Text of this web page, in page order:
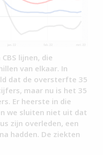
lijnen, die
van elkaar. In
dat de oversterfte 35
maar nu is het 35
Er heerste in die
we sluiten niet uit dat
zijn overleden, een
hadden. De ziekten